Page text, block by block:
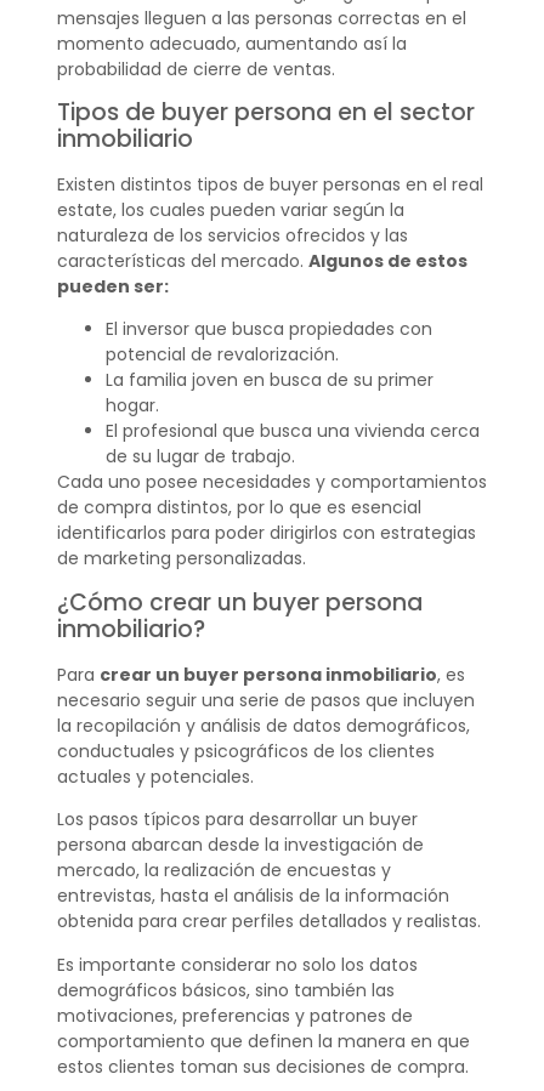
mensajes lleguen a las personas correctas en el
momento adecuado, aumentando así la
probabilidad de cierre de ventas.
Tipos de buyer persona en el sector
inmobiliario
Existen distintos tipos de buyer personas en el real
estate, los cuales pueden variar según la
naturaleza de los servicios ofrecidos y las
características del mercado. Algunos de estos
pueden ser:
El inversor que busca propiedades con
potencial de revalorización.
La familia joven en busca de su primer
hogar.
El profesional que busca una vivienda cerca
de su lugar de trabajo.
Cada uno posee necesidades y comportamientos
de compra distintos, por lo que es esencial
identificarlos para poder dirigirlos con estrategias
de marketing personalizadas.
¿Cómo crear un buyer persona
inmobiliario?
Para crear un buyer persona inmobiliario, es
necesario seguir una serie de pasos que incluyen
la recopilación y análisis de datos demográficos,
conductuales y psicográficos de los clientes
actuales y potenciales.
Los pasos típicos para desarrollar un buyer
persona abarcan desde la investigación de
mercado, la realización de encuestas y
entrevistas, hasta el análisis de la información
obtenida para crear perfiles detallados y realistas.
Es importante considerar no solo los datos
demográficos básicos, sino también las
motivaciones, preferencias y patrones de
comportamiento que definen la manera en que
estos clientes toman sus decisiones de compra.